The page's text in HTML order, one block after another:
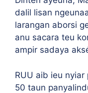
dalil lisan
larangan aborsi
anu sacara teu
ampir sadaya
RUU aib ieu
50 taun